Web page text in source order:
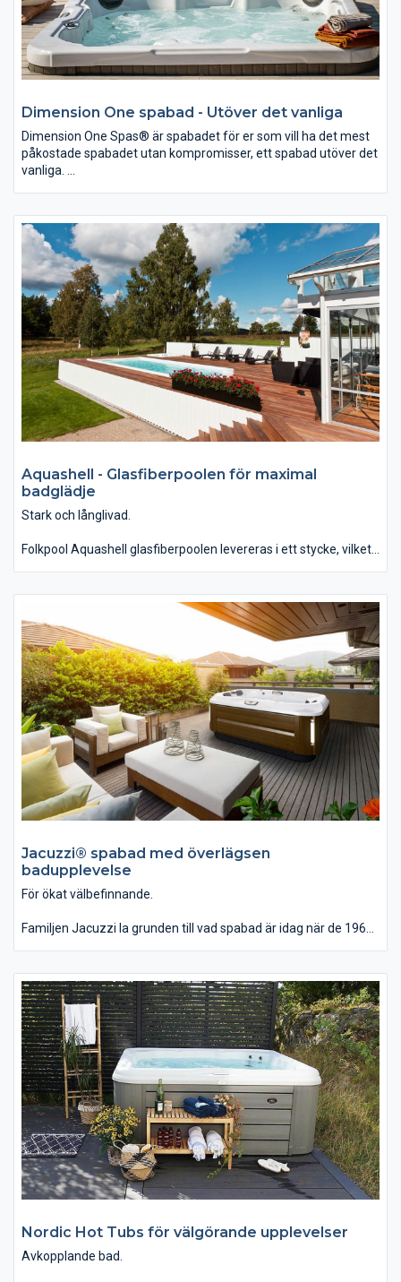
Dimension One spabad - Utöver det vanliga
Dimension One Spas® är spabadet för er som vill ha det mest
påkostade spabadet utan kompromisser, ett spabad utöver det
vanliga.
utvecklingen när det gäller ergonomi och funktioner. Med flest
patent i branschen hittar du bättre lösningar för rening och
massage
Aquashell - Glasfiberpoolen för maximal
badglädje
Stark och långlivad.
Folkpool Aquashell glasfiberpoolen levereras i ett stycke, vilket
Samtidigt som du får en av de absolut starkaste och mest
hållbara glasfiber­poolerna på marknaden.
Poolen Aquashell glasfiberpool introducerades i vårt sortiment
2011 och har blivit en favorit.
Jacuzzi® spabad med överlägsen
badupplevelse
För ökat välbefinnande.
Familjen Jacuzzi la grunden till vad spabad är idag när de 1968
Med ledord som njutning, design, hälsa och funktion levererar
Jacuzzi® en överlägsen badupplevelse än idag.
Nordic Hot Tubs för välgörande upplevelser
Avkopplande bad.